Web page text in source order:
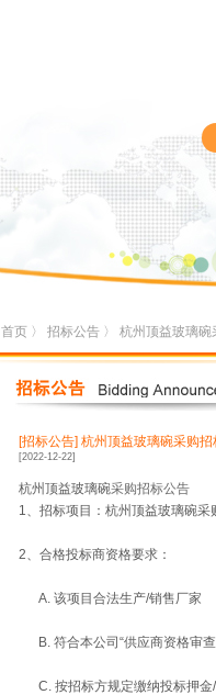
首页 〉 招标公告 〉 杭州顶益玻璃
[招标公告] 杭州顶益玻璃碗采购招
[2022-12-22]
杭州顶益玻璃碗采购招标公告
1、招标项目：杭州顶益玻璃碗采
2、合格投标商资格要求：
A. 该项目合法生产/销售厂家
B. 符合本公司“供应商资格审查
C. 按招标方规定缴纳投标押金